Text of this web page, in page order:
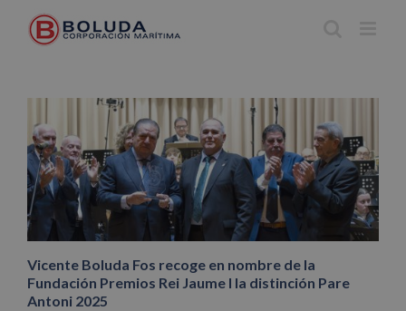
Vicente Boluda Fos recoge en nombre de la
Fundación Premios Rei Jaume I la distinción Pare
Antoni 2025